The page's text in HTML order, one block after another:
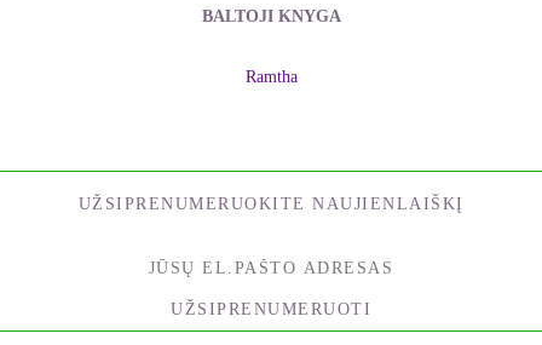
BALTOJI KNYGA
Ramtha
UŽSIPRENUMERUOKITE NAUJIENLAIŠKĮ
UŽSIPRENUMERUOTI